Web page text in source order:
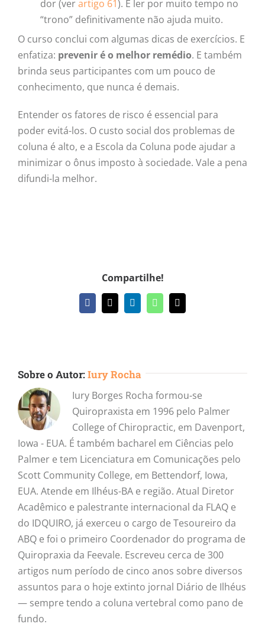
dor (verartigo 61). E ler por muito tempo no
“trono” definitivamente não ajuda muito.
O curso conclui com algumas dicas de exercícios. E
enfatiza: prevenir é o melhor remédio. E também
brinda seus participantes com um pouco de
conhecimento, que nunca é demais.
Entender os fatores de risco é essencial para
poder evitá-los. O custo social dos problemas de
coluna é alto, e a Escola da Coluna pode ajudar a
minimizar o ônus imposto à sociedade. Vale a pena
difundi-la melhor.
Compartilhe!
Facebook
X LinkedInWhatsApp
E-
mail
Sobre o Autor:Iury Rocha
Iury Borges Rocha formou-se
Quiropraxista em 1996 pelo Palmer
College of Chiropractic, em Davenport,
Iowa - EUA. É também bacharel em Ciências pelo
Palmer e tem Licenciatura em Comunicações pelo
Scott Community College, em Bettendorf, Iowa,
EUA. Atende em Ilhéus-BA e região. Atual Diretor
Acadêmico e palestrante internacional da FLAQ e
do IDQUIRO, já exerceu o cargo de Tesoureiro da
ABQ e foi o primeiro Coordenador do programa de
Quiropraxia da Feevale. Escreveu cerca de 300
artigos num período de cinco anos sobre diversos
assuntos para o hoje extinto jornal Diário de Ilhéus
— sempre tendo a coluna vertebral como pano de
fundo.